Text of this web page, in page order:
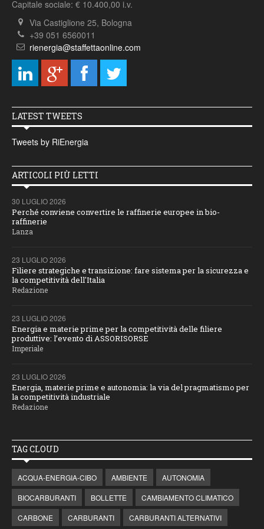
Capitale sociale: € 10.400,00 i.v.
Via Castiglione 25, Bologna
+39 051 6560011
rienergia@staffettaonline.com
LATEST TWEETS
Tweets by RiEnergia
ARTICOLI PIÙ LETTI
30 LUGLIO 2026
Perché conviene convertire le raffinerie europee in bio-
raffinerie
Lanza
23 LUGLIO 2026
Filiere strategiche e transizione: fare sistema per la sicurezza e
la competitività dell'Italia
Redazione
23 LUGLIO 2026
Energia e materie prime per la competitività delle filiere
produttive: l’evento di ASSORISORSE
Imperiale
23 LUGLIO 2026
Energia, materie prime e autonomia: la via del pragmatismo per
la competitività industriale
Redazione
TAG CLOUD
ACQUA-ENERGIA-CIBO AMBIENTE
AUTONOMIA
BIOCARBURANTI
BOLLETTE
CAMBIAMENTO CLIMATICO
CARBONE
CARBURANTI CARBURANTI ALTERNATIVI